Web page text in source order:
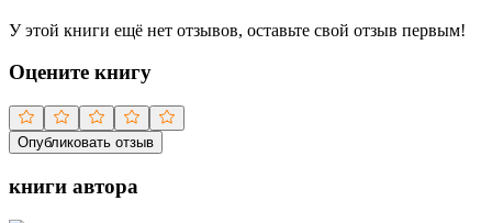
У этой книги ещё нет отзывов, оставьте свой отзыв первым!
Оцените книгу
Опубликовать отзыв
книги автора